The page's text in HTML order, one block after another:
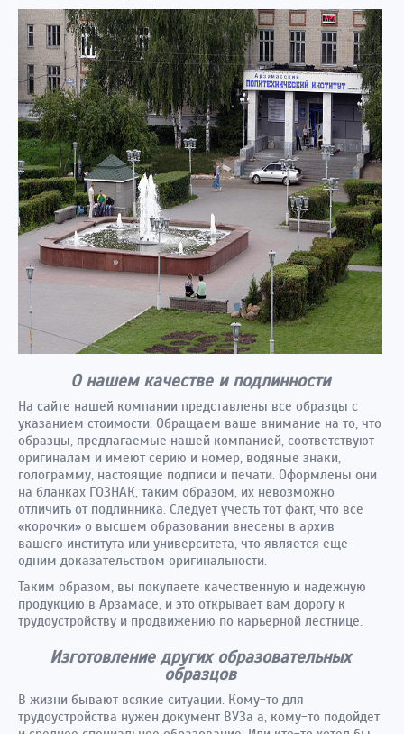
О нашем качестве и подлинности
На сайте нашей компании представлены все образцы с
указанием стоимости. Обращаем ваше внимание на то, что
образцы, предлагаемые нашей компанией, соответствуют
оригиналам и имеют серию и номер, водяные знаки,
голограмму, настоящие подписи и печати. Оформлены они
на бланках ГОЗНАК, таким образом, их невозможно
отличить от подлинника. Следует учесть тот факт, что все
«корочки» о высшем образовании внесены в архив
вашего института или университета, что является еще
одним доказательством оригинальности.
Таким образом, вы покупаете качественную и надежную
продукцию в Арзамасе, и это открывает вам дорогу к
трудоустройству и продвижению по карьерной лестнице.
Изготовление других образовательных
образцов
В жизни бывают всякие ситуации. Кому-то для
трудоустройства нужен документ ВУЗа а, кому-то подойдет